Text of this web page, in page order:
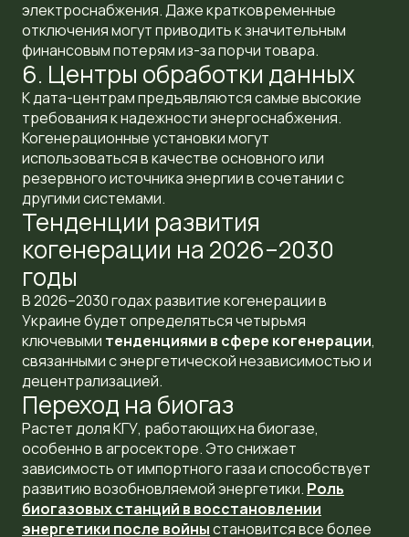
электроснабжения. Даже кратковременные
отключения могут приводить к значительным
финансовым потерям из-за порчи товара.
6. Центры обработки данных
К дата-центрам предъявляются самые высокие
требования к надежности энергоснабжения.
Когенерационные установки могут
использоваться в качестве основного или
резервного источника энергии в сочетании с
другими системами.
Тенденции развития
когенерации на 2026–2030
годы
В 2026–2030 годах развитие когенерации в
Украине будет определяться четырьмя
ключевыми тенденциями в сфере когенерации,
связанными с энергетической независимостью и
децентрализацией.
Переход на биогаз
Растет доля КГУ, работающих на биогазе,
особенно в агросекторе. Это снижает
зависимость от импортного газа и способствует
развитию возобновляемой энергетики. Роль
биогазовых станций в восстановлении
энергетики после войныстановится все более